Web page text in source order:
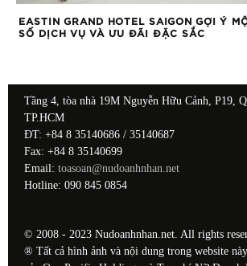
EASTIN GRAND HOTEL SAIGON GỢI Ý
SỐ DỊCH VỤ VÀ ƯU ĐÃI ĐẶC SẮC
Tầng 4, tòa nhà 19M Nguyễn Hữu Cảnh, P19,
TP.HCM
ĐT: +84 8 35140686 / 35140687
Fax: +84 8 35140699
Email: toasoan@nudoanhnhan.net
Hotline: 090 845 0854
© 2008 - 2023 Nudoanhnhan.net. All rights
® Tất cả hình ảnh và nội dung trong website